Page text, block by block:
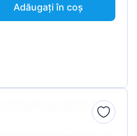
Adăugați în coș